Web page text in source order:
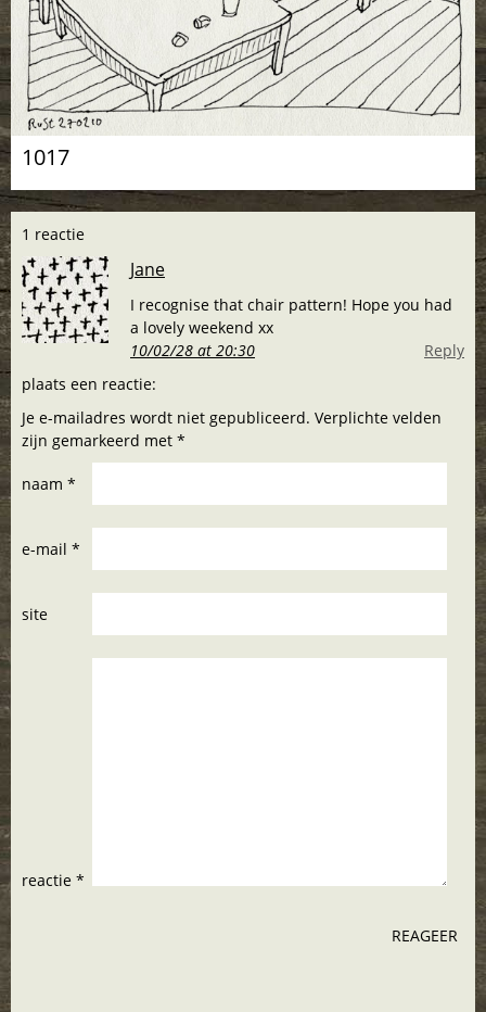
1017
1 reactie
Jane
I recognise that chair pattern! Hope you had
a lovely weekend xx
Reply
10/02/28 at 20:30
plaats een reactie:
Je e-mailadres wordt niet gepubliceerd. Verplichte velden
zijn gemarkeerd met *
naam *
e-mail *
site
reactie *
REAGEER